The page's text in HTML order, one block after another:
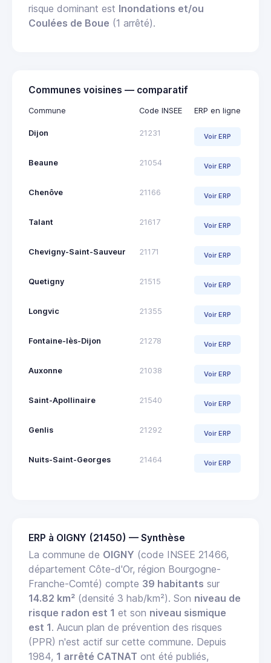
risque dominant est Inondations et/ou
Coulées de Boue (1 arrêté).
Communes voisines — comparatif
Commune Code INSEE ERP en ligne
Dijon 21231 Voir ERP
Beaune 21054 Voir ERP
Chenôve 21166 Voir ERP
Talant 21617 Voir ERP
Chevigny-Saint-Sauveur 21171 Voir ERP
Quetigny 21515 Voir ERP
Longvic 21355 Voir ERP
Fontaine-lès-Dijon 21278 Voir ERP
Auxonne 21038 Voir ERP
Saint-Apollinaire 21540 Voir ERP
Genlis 21292 Voir ERP
Nuits-Saint-Georges 21464 Voir ERP
ERP à OIGNY (21450) — Synthèse
La commune de OIGNY (code INSEE 21466,
département Côte-d'Or, région Bourgogne-
Franche-Comté) compte 39 habitants sur
14.82 km² (densité 3 hab/km²). Son niveau de
risque radon est 1 et son niveau sismique
est 1. Aucun plan de prévention des risques
(PPR) n'est actif sur cette commune. Depuis
1984, 1 arrêté CATNAT ont été publiés,